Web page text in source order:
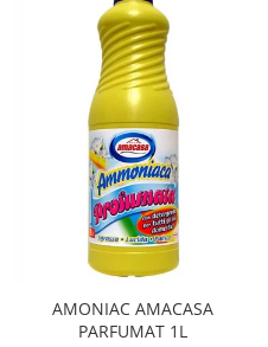
AMONIAC AMACASA
PARFUMAT 1L